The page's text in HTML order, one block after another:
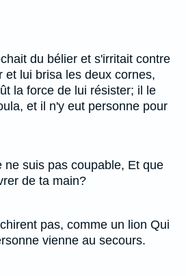
du bélier et s'irritait contre
et lui brisa les deux cornes,
la force de lui résister; il le
et il n'y eut personne pour
ne suis pas coupable, Et que
de ta main?
pas, comme un lion Qui
vienne au secours.